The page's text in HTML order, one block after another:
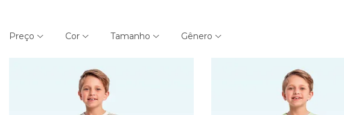
Preço Cor Tamanho Gênero